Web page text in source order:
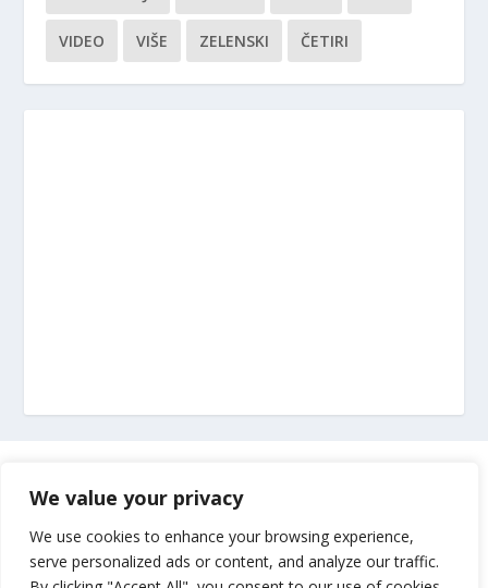
We value your privacy
We use cookies to enhance your browsing experience,
serve personalized ads or content, and analyze our traffic.
VIDEO VIŠE ZELENSKI ČETIRI
Impressum